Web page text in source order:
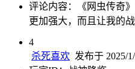
评论内容：《网虫传奇
更加强大，而且让我的
4
杀死喜欢 发布于 2025/